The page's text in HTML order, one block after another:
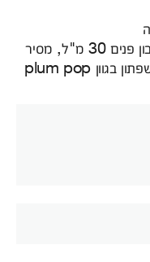
המארז מכיל: קרם לחות 30 מ"ל, סבון פנים 30 מ"ל, מסיר